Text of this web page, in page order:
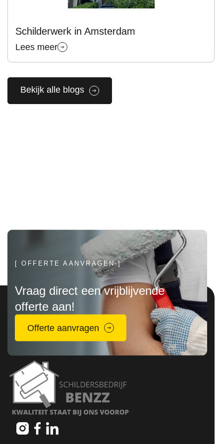
Schilderwerk in Amsterdam
Lees meer
Bekijk alle blogs
[ OFFERTE AANVRAGEN ]
Vraag direct een vrijblijvende
offerte aan!
Offerte aanvragen